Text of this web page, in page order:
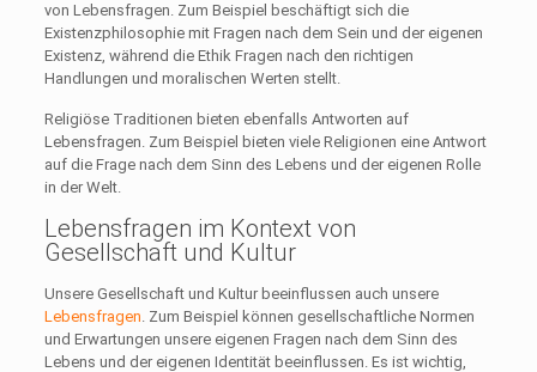
von Lebensfragen. Zum Beispiel beschäftigt sich die
Existenzphilosophie mit Fragen nach dem Sein und der eigenen
Existenz, während die Ethik Fragen nach den richtigen
Handlungen und moralischen Werten stellt.
Religiöse Traditionen bieten ebenfalls Antworten auf
Lebensfragen. Zum Beispiel bieten viele Religionen eine Antwort
auf die Frage nach dem Sinn des Lebens und der eigenen Rolle
in der Welt.
Lebensfragen im Kontext von
Gesellschaft und Kultur
Unsere Gesellschaft und Kultur beeinflussen auch unsere
Lebensfragen. Zum Beispiel können gesellschaftliche Normen
und Erwartungen unsere eigenen Fragen nach dem Sinn des
Lebens und der eigenen Identität beeinflussen. Es ist wichtig,